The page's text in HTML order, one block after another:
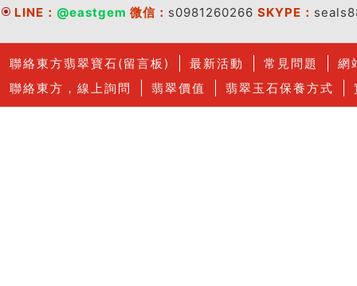
LINE： @eastgem 微信： s0981260266 SKYPE：
聯絡東方翡翠寶石(留言板) 最新活動 常見問題
網
聯絡東方，線上詢問
翡翠價值 翡翠玉石保養方式